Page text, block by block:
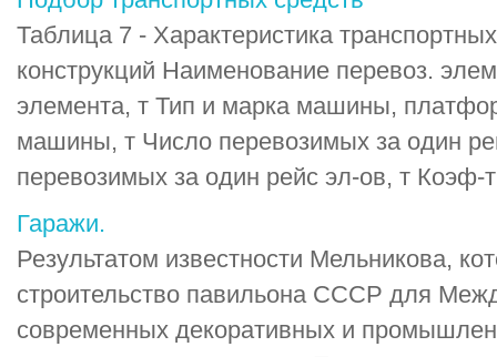
Таблица 7 - Характеристика
конструкций Наименование перевоз.
элемента, т Тип и марка машины,
машины, т Число перевозимых за один
перевозимых за один рейс эл-ов, т Коэф-
Гаражи.
Результатом известности Мельникова,
строительство павильона СССР для
современных декоративных и